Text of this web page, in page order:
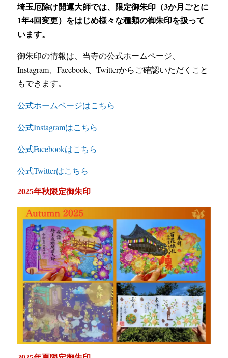
埼玉厄除け開運大師では、限定御朱印（3か月ごとに
1年4回変更）をはじめ様々な種類の御朱印を扱って
います。
御朱印の情報は、当寺の公式ホームページ、
Instagram、Facebook、Twitterからご確認いただくこと
もできます。
公式ホームページはこちら
公式Instagramはこちら
公式Facebookはこちら
公式Twitterはこちら
2025年秋限定御朱印